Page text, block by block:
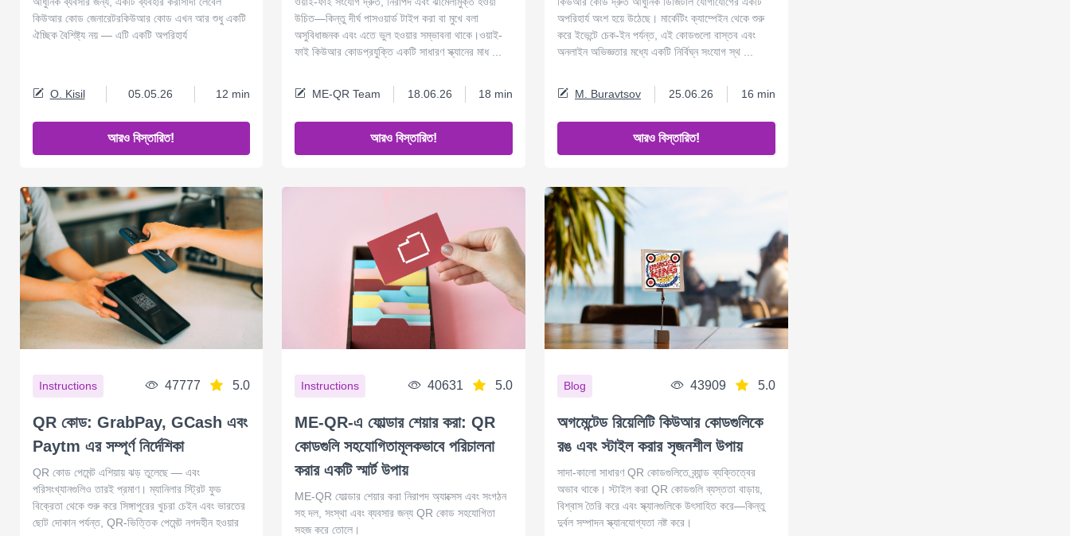
কিউআর কোড জেনারেটরকিউআর কোড এখন আর শুধু একটি
ঐচ্ছিক বৈশিষ্ট্য নয় — এটি একটি অপরিহার্য
O. Kisil 05.05.26 12 min
আরও বিস্তারিত!
উচিত—কিন্তু দীর্ঘ পাসওয়ার্ড টাইপ করা বা মুখে বলা
অসুবিধাজনক এবং এতে ভুল হওয়ার সম্ভাবনা থাকে।ওয়াই-
ফাই কিউআর কোডপ্রযুক্তি একটি সাধারণ স্ক্যানের মাধ ...
ME-QR Team 18.06.26 18 min
আরও বিস্তারিত!
অপরিহার্য অংশ হয়ে উঠেছে। মার্কেটিং ক্যাম্পেইন থেকে শুরু
করে ইভেন্টে চেক-ইন পর্যন্ত, এই কোডগুলো বাস্তব এবং
অনলাইন অভিজ্ঞতার মধ্যে একটি নির্বিঘ্ন সংযোগ স্থ ...
M. Buravtsov 25.06.26 16 min
আরও বিস্তারিত!
Instructions 47777 5.0
QR কোড: GrabPay, GCash এবং
Paytm এর সম্পূর্ণ নির্দেশিকা
QR কোড পেমেন্ট এশিয়ায় ঝড় তুলেছে — এবং
পরিসংখ্যানগুলিও তারই প্রমাণ। ম্যানিলার স্ট্রিট ফুড
বিক্রেতা থেকে শুরু করে সিঙ্গাপুরের খুচরা চেইন এবং ভারতের
ছোট দোকান পর্যন্ত, QR-ভিত্তিক পেমেন্ট নগদহীন হওয়ার
Instructions 40631 5.0
ME-QR-এ ফোল্ডার শেয়ার করা: QR
কোডগুলি সহযোগিতামূলকভাবে পরিচালনা
করার একটি স্মার্ট উপায়
ME-QR ফোল্ডার শেয়ার করা নিরাপদ অ্যাক্সেস এবং সংগঠন
সহ দল, সংস্থা এবং ব্যবসার জন্য QR কোড সহযোগিতা
সহজ করে তোলে।
Blog 43909 5.0
অগমেন্টেড রিয়েলিটি কিউআর কোডগুলিকে
রঙ এবং স্টাইল করার সৃজনশীল উপায়
সাদা-কালো সাধারণ QR কোডগুলিতে ব্র্যান্ড ব্যক্তিত্বের
অভাব থাকে। স্টাইল করা QR কোডগুলি ব্যস্ততা বাড়ায়,
বিশ্বাস তৈরি করে এবং স্ক্যানগুলিকে উৎসাহিত করে—কিন্তু
দুর্বল সম্পাদন স্ক্যানযোগ্যতা নষ্ট করে।